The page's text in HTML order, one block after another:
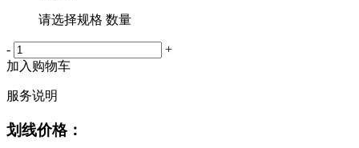
请选择规格 数量
-
+
加入购物车
服务说明
划线价格：